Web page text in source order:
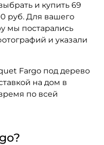
и купить 69
руб. Для вашего
мы постарались
и указали
Fargo под дерево
на дом в
по всей